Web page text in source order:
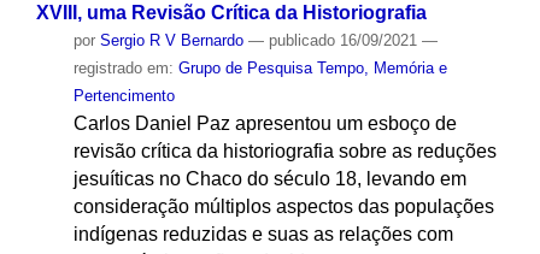
XVIII, uma Revisão Crítica da Historiografia
por Sergio R V Bernardo — publicado16/09/2021 —
registrado em: Grupo de Pesquisa Tempo, Memória e
Pertencimento
Carlos Daniel Paz apresentou um esboço de
revisão crítica da historiografia sobre as reduções
jesuíticas no Chaco do século 18, levando em
consideração múltiplos aspectos das populações
indígenas reduzidas e suas as relações com